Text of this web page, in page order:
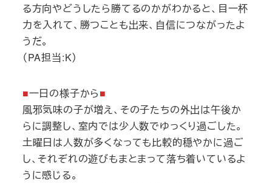
る方向やどうしたら勝てるのかがわかると、目一杯
力を入れて、勝つことも出来、自信につながったよ
うだ。
（PA担当:K）
■一日の様子から■
風邪気味の子が増え、その子たちの外出は午後か
らに調整し、室内では少人数でゆっくり過ごした。
土曜日は人数が多くなっても比較的穏やかに過ご
し、それぞれの遊びもまとまって落ち着いているよ
うに感じる。